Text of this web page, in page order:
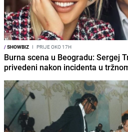
/SHOWBIZ I PRIJE OKO 17H
Burna scena u Beogradu: Sergej
privedeni nakon incidenta u